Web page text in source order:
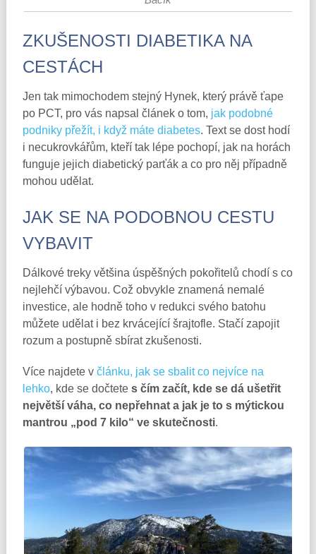
ZKUŠENOSTI DIABETIKA NA
CESTÁCH
Jen tak mimochodem stejný Hynek, který právě ťape
po PCT, pro vás napsal článek o tom, jak podobné
podniky přežít, i když máte diabetes. Text se dost hodí
i necukrovkářům, kteří tak lépe pochopí, jak na horách
funguje jejich diabetický parťák a co pro něj případně
mohou udělat.
JAK SE NA PODOBNOU CESTU
VYBAVIT
Dálkové treky většina úspěšných pokořitelů chodí s co
nejlehčí výbavou. Což obvykle znamená nemalé
investice, ale hodně toho v redukci svého batohu
můžete udělat i bez krvácející šrajtofle. Stačí zapojit
rozum a postupně sbírat zkušenosti.
Více najdete v článku, jak se sbalit co nejvíce na
lehko, kde se dočtete s čím začít, kde se dá ušetřit
největší váha, co nepřehnat a jak je to s mýtickou
mantrou „pod 7 kilo“ ve skutečnosti.